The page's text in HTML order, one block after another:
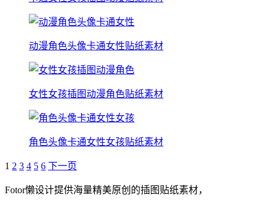
动漫角色头像卡通女性贴纸素材
女性女孩插图动漫角色贴纸素材
角色头像卡通女性女孩贴纸素材
1 2 3 4 5 6 下一页
Fotor懒设计提供海量精美原创的插图贴纸素材，